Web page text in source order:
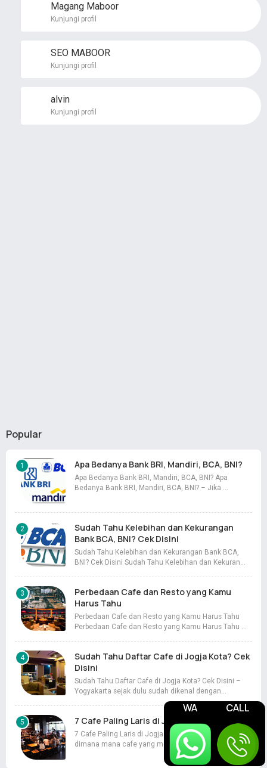
WA CALL
Magang Maboor
Kunjungi profil
SEO MABOOR
Kunjungi profil
alvin
Kunjungi profil
Popular
Apa Bedanya Bank BRI, Mandiri, BCA, BNI?
Apa Bedanya Bank BRI, Mandiri, BCA, BNI? Apa
Bedanya Bank BRI, Mandiri, BCA, BNI? – Jika …
Sudah Tahu Kelebihan dan Kekurangan
Bank BCA, BNI? Cek Disini
Sudah Tahu Kelebihan dan Kekurangan Bank BCA,
BNI? Cek Disini Sudah Tahu Kelebihan dan Kekuran…
Perbedaan Cafe dan Resto yang Kamu
Harus Tahu
Perbedaan Cafe dan Resto yang Kamu Harus Tahu
Perbedaan Cafe dan Resto yang Kamu Harus Tahu …
Sudah Tahu Daftar Cafe di Jogja Kota? Cek
Disini
Sudah Tahu Daftar Cafe di Jogja Kota? Cek Disini –
Yogyakarta sejak dulu sudah dikenal dengan…
7 Cafe Paling Laris di Jogja
7 Cafe Paling Laris di Jogja – Saat ini sudah tersebar
dimana mana cafe yang memiliki konsep kon…